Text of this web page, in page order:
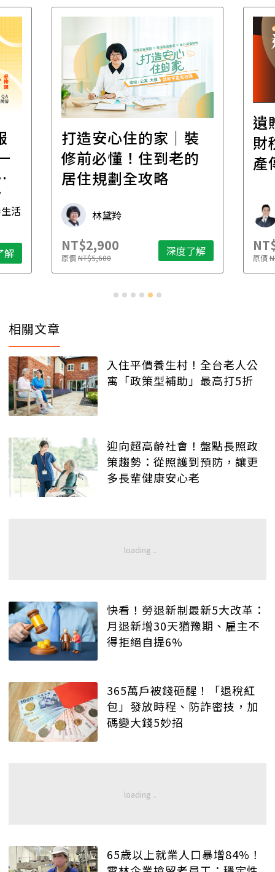
活
解
打造安心住的家｜裝
修前必懂！住到老的
居住規劃全攻略
林黛羚
NT$2,900
原價NT$5,600 深度了解
遺
財
產
原價
相關文章
入住平價養生村！全台老人公
寓「政策型補助」最高打5折
迎向超高齡社會！盤點長照政
策趨勢：從照護到預防，讓更
多長輩健康安心老
快看！勞退新制最新5大改革：
月退新增30天猶豫期、雇主不
得拒絕自提6%
365萬戶被錢砸醒！「退稅紅
包」發放時程、防詐密技，加
碼變大錢5妙招
65歲以上就業人口暴增84%！